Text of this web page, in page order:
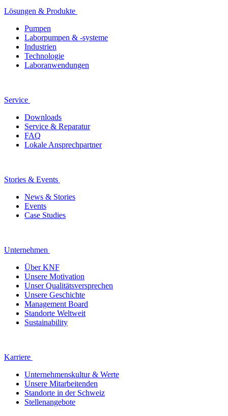
Lösungen & Produkte
Pumpen
Laborpumpen & -systeme
Industrien
Technologie
Laboranwendungen
Service
Downloads
Service & Reparatur
FAQ
Lokale Ansprechpartner
Stories & Events
News & Stories
Events
Case Studies
Unternehmen
Über KNF
Unsere Motivation
Unser Qualitätsversprechen
Unsere Geschichte
Management Board
Standorte Weltweit
Sustainability
Karriere
Unternehmenskultur & Werte
Unsere Mitarbeitenden
Standorte in der Schweiz
Stellenangebote